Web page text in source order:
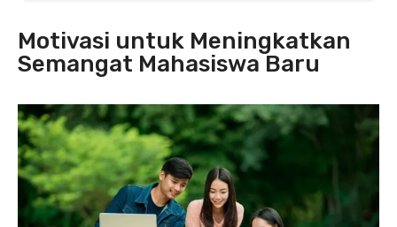
Motivasi untuk Meningkatkan
Semangat Mahasiswa Baru